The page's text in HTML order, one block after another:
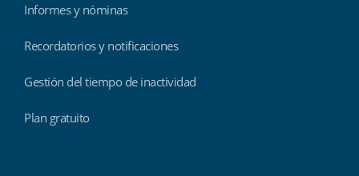
Informes y nóminas
Recordatorios y notificaciones
Gestión del tiempo de inactividad
Plan gratuito